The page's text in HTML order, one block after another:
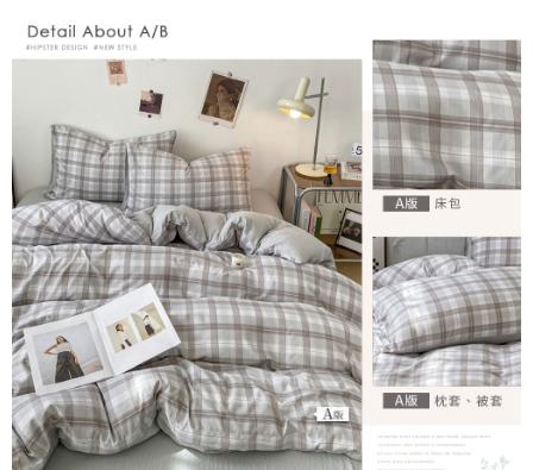
3.完整用戶服務條款，請詳閱以下連結：
【注意事項】
１．透過由恩沛科技股份有限公司提供之「AFTEE先享後付」服務完成之交
易，需依本服務之必要範圍內提供個人資料，並將交易相關給付款項請求債
權轉讓予恩沛科技股份有限公司。
２．關於個人資料處理事宜，請瀏覽以下網址：
https://aftee.tw/terms/#terms3
３．未成年的使用者請事先徵得法定代理人或監護人之同意方可使用
「AFTEE先享後付」，若未經同意申辦者引起之損失，本公司不負相關責
任。
４．使用「AFTEE先享後付」時，將依據個別帳號之用戶狀況，依本公司即
時審查核予不同之上限額度；若仍有額度不足之情形，本公司將視審查結果
請求用戶進行身份認證。
５．嚴禁一人註冊多個帳號或使用他人資訊註冊。若發現惡意使用之情形，
恩沛科技股份有限公司將有權停止該用戶之使用額度並採取法律行動。
付款後7-11取貨
每筆NT$60，滿NT$999(含以上)免運費
新竹貨運
每筆NT$80，滿NT$999(含以上)免運費